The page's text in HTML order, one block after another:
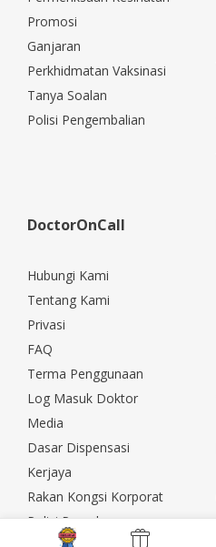
Promosi
Ganjaran
Perkhidmatan Vaksinasi
Tanya Soalan
Polisi Pengembalian
DoctorOnCall
Hubungi Kami
Tentang Kami
Privasi
FAQ
Terma Penggunaan
Log Masuk Doktor
Media
Dasar Dispensasi
Kerjaya
Rakan Kongsi Korporat
Polisi Pemulangan